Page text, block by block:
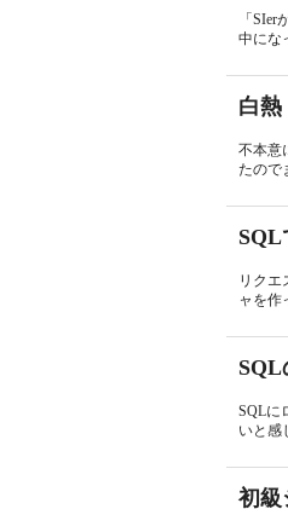
「
中にな
白熱
不本意
たので
SQL
リクエ
ャを作
SQL
SQLに
いと感
初級